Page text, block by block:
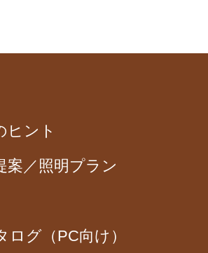
ヒント
案／照明プラン
ログ（PC向け）